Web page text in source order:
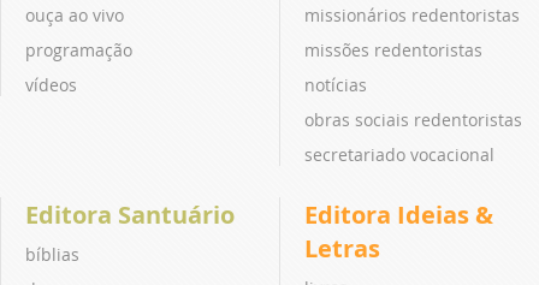
ouça ao vivo
programação
vídeos
missionários redentoristas
missões redentoristas
notícias
obras sociais redentoristas
secretariado vocacional
Editora Santuário
bíblias
Editora Ideias &
Letras